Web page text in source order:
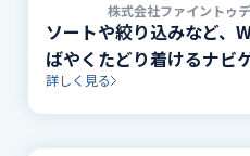
株式会社ファイントゥ
ソートや絞り込みなど、
ばやくたどり着けるナビ
詳しく見る